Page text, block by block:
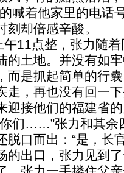
喊着他家里的电话
刻却倍感辛酸。
点整，张力随着
的土地。并没有如
而是抓起简单的行
走，再也没有回一
接他们的福建省的
们……”张力和其余
脱口而出：“是，长
出口，张力见到了